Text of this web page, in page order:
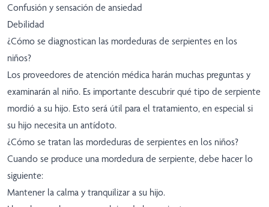
Confusión y sensación de ansiedad
Debilidad
¿Cómo se diagnostican las mordeduras de serpientes en los
niños?
Los proveedores de atención médica harán muchas preguntas y
examinarán al niño. Es importante descubrir qué tipo de serpiente
mordió a su hijo. Esto será útil para el tratamiento, en especial si
su hijo necesita un antídoto.
¿Cómo se tratan las mordeduras de serpientes en los niños?
Cuando se produce una mordedura de serpiente, debe hacer lo
siguiente:
Mantener la calma y tranquilizar a su hijo.